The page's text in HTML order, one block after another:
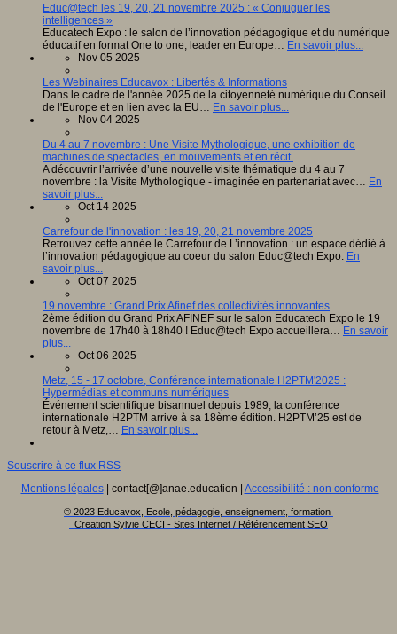
Educ@tech les 19, 20, 21 novembre 2025 : « Conjuguer les
intelligences »
Educatech Expo : le salon de l’innovation pédagogique et du numérique
éducatif en format One to one, leader en Europe… En savoir plus...
Nov 05 2025
Les Webinaires Educavox : Libertés & Informations
Dans le cadre de l'année 2025 de la citoyenneté numérique du Conseil
de l'Europe et en lien avec la EU… En savoir plus...
Nov 04 2025
Du 4 au 7 novembre : Une Visite Mythologique, une exhibition de
machines de spectacles, en mouvements et en récit.
A découvrir l’arrivée d’une nouvelle visite thématique du 4 au 7
novembre : la Visite Mythologique - imaginée en partenariat avec… En
savoir plus...
Oct 14 2025
Carrefour de l'innovation : les 19, 20, 21 novembre 2025
Retrouvez cette année le Carrefour de L’innovation : un espace dédié à
l’innovation pédagogique au coeur du salon Educ@tech Expo. En
savoir plus...
Oct 07 2025
19 novembre : Grand Prix Afinef des collectivités innovantes
2ème édition du Grand Prix AFINEF sur le salon Educatech Expo le 19
novembre de 17h40 à 18h40 ! Educ@tech Expo accueillera… En savoir
plus...
Oct 06 2025
Metz, 15 - 17 octobre, Conférence internationale H2PTM'2025 :
Hypermédias et communs numériques
Événement scientifique bisannuel depuis 1989, la conférence
internationale H2PTM arrive à sa 18ème édition. H2PTM’25 est de
retour à Metz,… En savoir plus...
Souscrire à ce flux RSS
Mentions légales| contact[@]anae.education | Accessibilité : non conforme
© 2023 Educavox, Ecole, pédagogie, enseignement, formation
Creation Sylvie CECI - Sites Internet / Référencement SEO